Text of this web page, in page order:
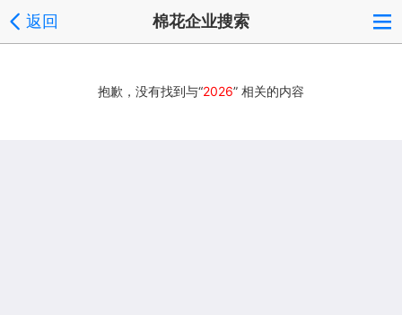
返回 棉花企业搜索
抱歉，没有找到与“2026” 相关的内容